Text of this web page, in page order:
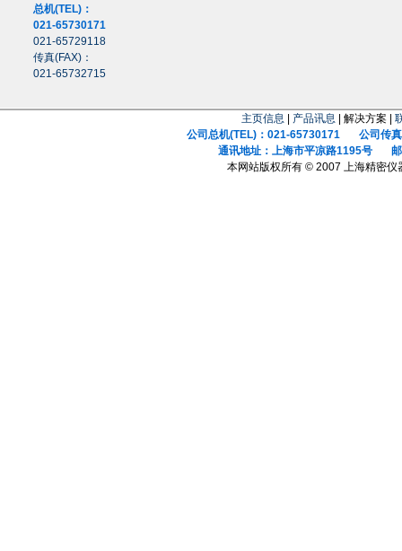
总机(TEL)：
021-65730171
021-65729118
传真(FAX)：
021-65732715
主页信息 产品讯息 | 解决方案 |
公司总机(TEL)：021-65730171 公司传真
通讯地址：上海市平凉路1195号 邮
本网站版权所有 © 2007 上海精密仪